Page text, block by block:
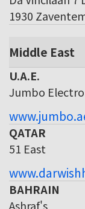
1930
Middle East
U.A.E.
Jumbo
QATAR
51 East
BAHRAIN
Ashraf's